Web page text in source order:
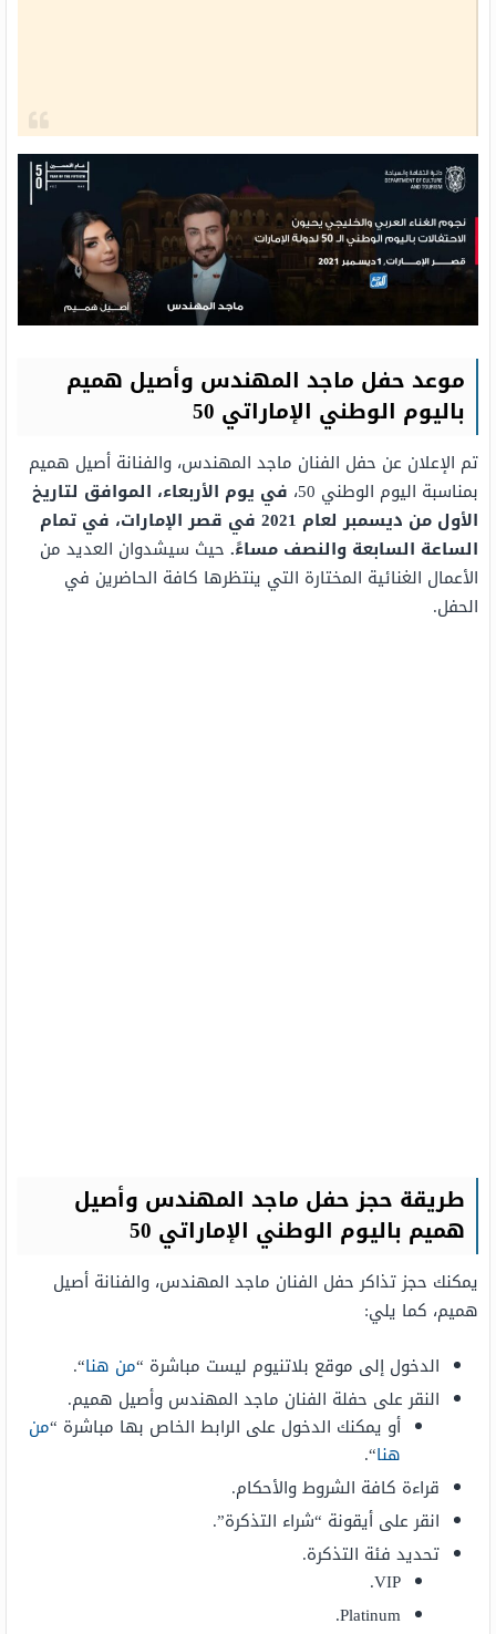
موعدحفل ماجد المهندس وأصيل هميم
باليوم الوطني الإماراتي 50
تم الإعلان عن حفل الفنان ماجد المهندس، والفنانة أصيل هميم
بمناسبة اليوم الوطني 50،
في يوم الأربعاء، الموافق لتاريخ
الأول من ديسمبر لعام 2021 في قصر الإمارات، في تمام
الساعة السابعة والنصف مساءً. حيث سيشدوان العديد من
الأعمال الغنائية المختارة التي ينتظرها كافة الحاضرين في
الحفل.
طريقة حجز حفل ماجد المهندس وأصيل
هميم باليوم الوطني الإماراتي 50
يمكنك حجز تذاكر حفل الفنان ماجد المهندس، والفنانة أصيل
هميم، كما يلي:
الدخول إلى موقع بلاتنيوم ليست مباشرة “من هنا“.
النقر على حفلة الفنان ماجد المهندس وأصيل هميم.
أو يمكنك الدخول على الرابط الخاص بها مباشرة “من
هنا“.
قراءة كافة الشروط والأحكام.
انقر على أيقونة “شراء التذكرة”.
تحديد فئة التذكرة.
VIP.
Platinum.